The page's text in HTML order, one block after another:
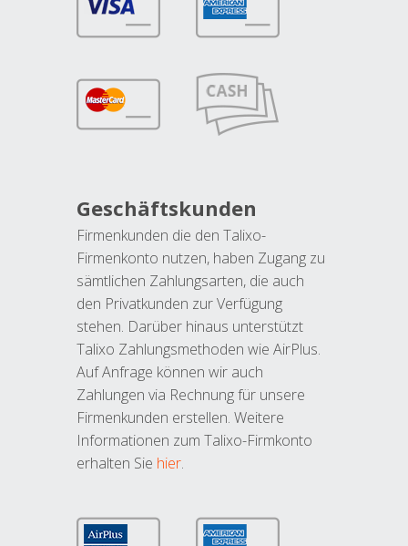
Geschäftskunden
Firmenkunden die den Talixo-
Firmenkonto nutzen, haben Zugang zu
sämtlichen Zahlungsarten, die auch
den Privatkunden zur Verfügung
stehen. Darüber hinaus unterstützt
Talixo Zahlungsmethoden wie AirPlus.
Auf Anfrage können wir auch
Zahlungen via Rechnung für unsere
Firmenkunden erstellen. Weitere
Informationen zum Talixo-Firmkonto
erhalten Sie hier.